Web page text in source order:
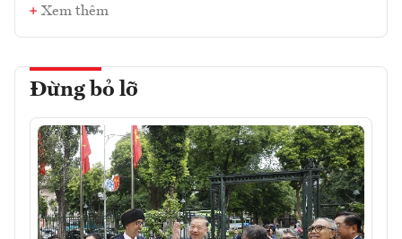
Xem thêm
Đừng bỏ lỡ